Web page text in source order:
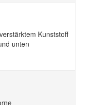
Kunststoff
unten